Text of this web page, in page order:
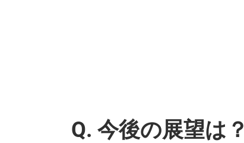
Q. 今後の展望は？